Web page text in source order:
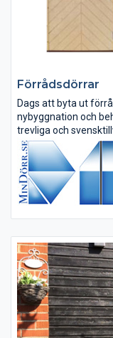
Förrådsdörrar
Dags att byta ut
nybyggnation och
trevliga och
uppfyller
och...